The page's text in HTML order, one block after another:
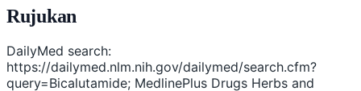
Rujukan
DailyMed search:
https://dailymed.nlm.nih.gov/dailymed/search.cfm?
query=Bicalutamide; MedlinePlus Drugs Herbs and